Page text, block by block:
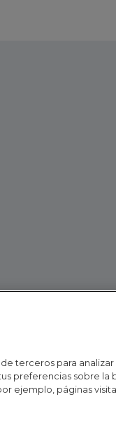
terceros para
preferencias sobre la
ejemplo, páginas